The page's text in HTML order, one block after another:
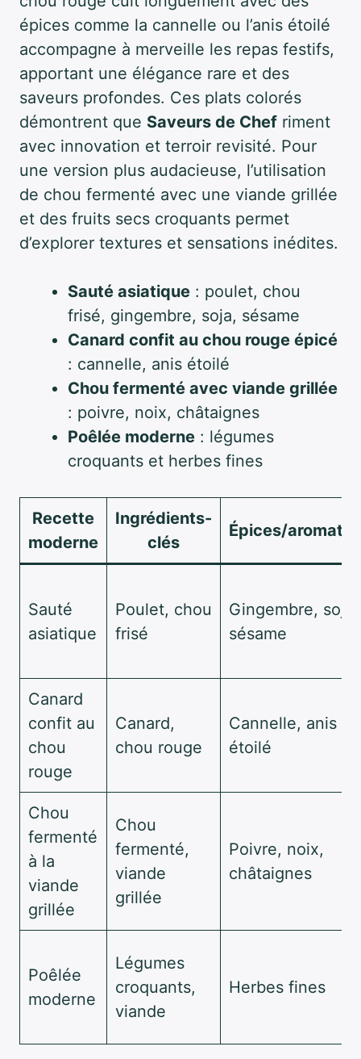
épices comme la cannelle ou l’anis étoilé
accompagne à merveille les repas festifs,
apportant une élégance rare et des
saveurs profondes. Ces plats colorés
démontrent que Saveurs de Chef riment
avec innovation et terroir revisité. Pour
une version plus audacieuse, l’utilisation
de chou fermenté avec une viande grillée
et des fruits secs croquants permet
d’explorer textures et sensations inédites.
Sauté asiatique : poulet, chou
frisé, gingembre, soja, sésame
Canard confit au chou rouge épicé
: cannelle, anis étoilé
Chou fermenté avec viande grillée
: poivre, noix, châtaignes
Poêlée moderne : légumes
croquants et herbes fines
Recette
moderne
Ingrédients-
clés
Épices/aromates
Sauté
asiatique
Poulet, chou
frisé
Gingembre, soja,
sésame
Canard
confit au
chou
rouge
Canard,
chou rouge
Cannelle, anis
étoilé
Chou
fermenté
à la
viande
grillée
Chou
fermenté,
viande
grillée
Poivre, noix,
châtaignes
Poêlée
moderne
Légumes
croquants,
viande
Herbes fines